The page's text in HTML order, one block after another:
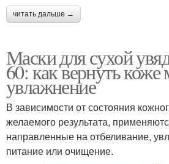
читать дальше →
Маски для сухой
60: как вернуть коже
увлажнение
В зависимости от состояния
желаемого результата,
направленные на отбеливание,
питание или очищение.